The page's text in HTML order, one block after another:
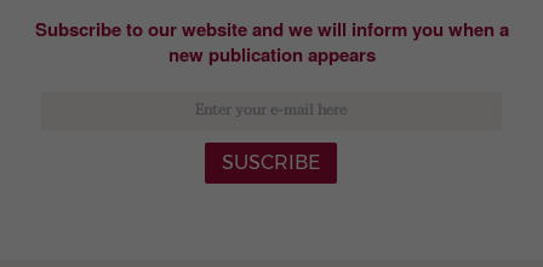
Subscribe to our website and we will inform you when a
new publication appears
SUSCRIBE